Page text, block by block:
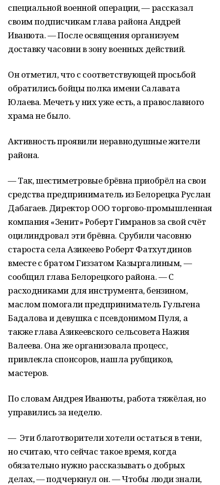
специальной военной операции, — рассказал
своим подписчикам глава района Андрей
Иванюта. — После освящения организуем
доставку часовни в зону военных действий.
Он отметил, что с соответствующей просьбой
обратились бойцы полка имени Салавата
Юлаева. Мечеть у них уже есть, а православного
храма не было.
Активность проявили неравнодушные жители
района.
— Так, шестиметровые брёвна приобрёл на свои
средства предприниматель из Белорецка Руслан
Дабагаев. Директор ООО торгово-промышленная
компания «Зенит» Роберт Гимранов за свой счёт
оцилиндровал эти брёвна. Срубили часовню
староста села Азикеево Роберт Фатхутдинов
вместе с братом Гиззатом Казыргалиным, —
сообщил глава Белорецкого района. — С
расходниками для инструмента, бензином,
маслом помогали предприниматель Гульгена
Бадалова и девушка с псевдонимом Пуля, а
также глава Азикеевского сельсовета Нажия
Валеева. Она же организовала процесс,
привлекла спонсоров, нашла рубщиков,
мастеров.
По словам Андрея Иванюты, работа тяжёлая, но
управились за неделю.
— Эти благотворители хотели остаться в тени,
но считаю, что сейчас такое время, когда
обязательно нужно рассказывать о добрых
делах, — подчеркнул он. — Чтобы люди знали,